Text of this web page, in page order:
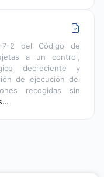
7-2 del Código de
a un control,
decreciente y
de ejecución del
recogidas sin